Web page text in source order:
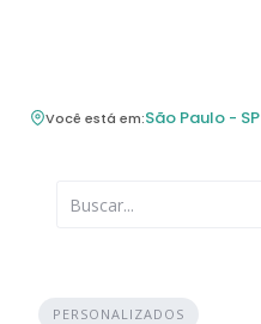
Você está em:São Paulo - SP
PERSONALIZADOS